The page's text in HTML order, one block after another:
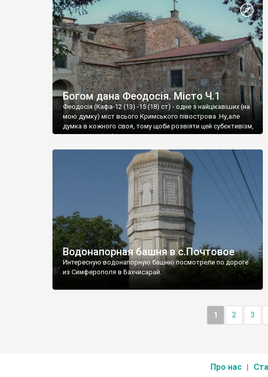
Богом дана Феодосія. Місто Ч.1
Феодосія (Кафа-12 (13) -15 (18) ст) - одне з найцікавіших (на
мою думку) міст всього Кримського півострова .Ну,але
думка в кожного своя, тому щоби розвіяти цей субєктивізм,
запрошую відвідати це
Водонапорная башня в с.Почтовое
Интересную водонапорную башню посмотрели по дороге
из Симферополя в Бахчисарай.
1 2 3
Про нас